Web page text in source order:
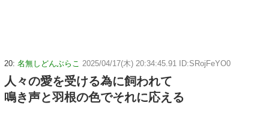
20: 名無しどんぶらこ 2025/04/17(木) 20:34:45.91 ID:SRojFeYO0
人々の愛を受ける為に飼われて
鳴き声と羽根の色でそれに応える